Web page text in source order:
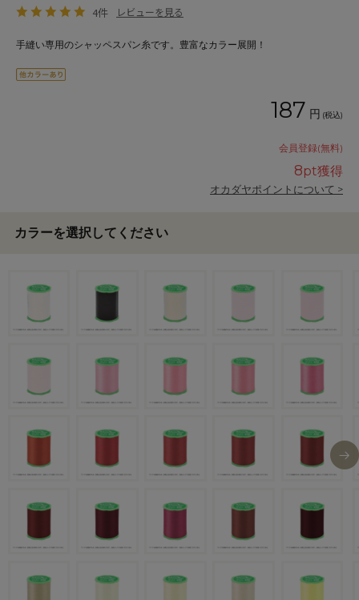
4件 レビューを見る
手縫い専用のシャッペスパン糸です。豊富なカラー展開！
187 円 (税込)
会員登録(無料)
8pt獲得
オカダヤポイントについて >
カラーを選択してください